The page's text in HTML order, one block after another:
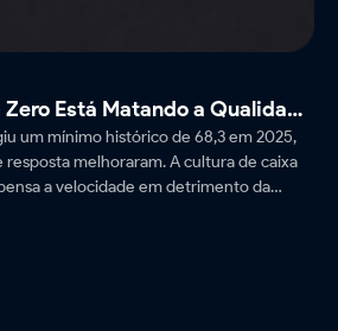
Está Matando a Qualidade
Seu Suporte
um mínimo histórico de 68,3 em 2025,
melhoraram. A cultura de caixa
a velocidade em detrimento da